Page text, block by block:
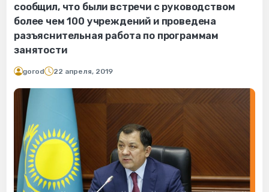
сообщил, что были встречи с руководством
более чем 100 учреждений и проведена
разъяснительная работа по программам
занятости
gorod 22 апреля, 2019